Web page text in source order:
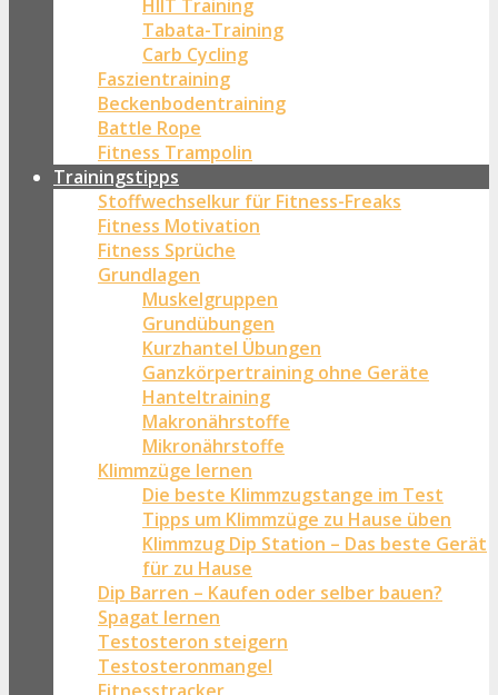
HIIT Training
Tabata-Training
Carb Cycling
Faszientraining
Beckenbodentraining
Battle Rope
Fitness Trampolin
Trainingstipps
Stoffwechselkur für Fitness-Freaks
Fitness Motivation
Fitness Sprüche
Grundlagen
Muskelgruppen
Grundübungen
Kurzhantel Übungen
Ganzkörpertraining ohne Geräte
Hanteltraining
Makronährstoffe
Mikronährstoffe
Klimmzüge lernen
Die beste Klimmzugstange im Test
Tipps um Klimmzüge zu Hause üben
Klimmzug Dip Station – Das beste Gerät
für zu Hause
Dip Barren – Kaufen oder selber bauen?
Spagat lernen
Testosteron steigern
Testosteronmangel